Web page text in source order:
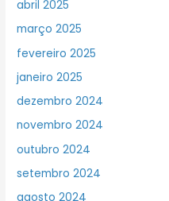
abril 2025
março 2025
fevereiro 2025
janeiro 2025
dezembro 2024
novembro 2024
outubro 2024
setembro 2024
agosto 2024